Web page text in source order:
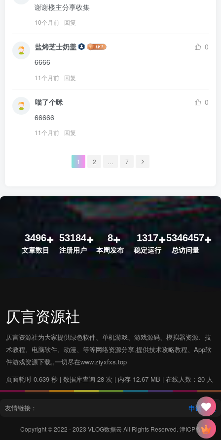
谢谢楼主分享收集
10个月前 回复
盐烤芝士奶盖
0
6666
11个月前 回复
喵了个咪
0
66666
11个月前 回复
1 2 7
3496
文章数目
53184
注册用户
8
本周发布
1317
稳定运行
5346457
总访问量
仄言资源社
仄言资源社为大家提供绿色软件、单机游戏、游戏源码、模拟器资源、技
术教程、电脑软件、动漫、等等网络资源分享,提供技术攻略教程、App软
件游戏资源下载,,一切尽在www.ziyxfxs.top
页面耗时 0.639 秒 | 数据库查询 28 次 | 内存 12.67 MB | 在线人数：20 人
友情链接： 申请友链
Copyright © 2022 - 2023 VLOG数据云 All Rights Reserved. 津ICP备